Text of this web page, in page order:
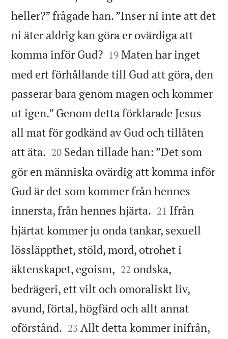
heller?” frågade han. ”Inser ni inte att det
ni äter aldrig kan göra er ovärdiga att
komma inför Gud?
19 Maten har inget
med ert förhållande till Gud att göra, den
passerar bara genom magen och kommer
ut igen.” Genom detta förklarade Jesus
all mat för godkänd av Gud och tillåten
att äta. 

20 Sedan tillade han: ”Det som
gör en människa ovärdig att komma inför
Gud är det som kommer från hennes
innersta, från hennes hjärta. 

21 Ifrån
hjärtat kommer ju onda tankar, sexuell
lössläppthet, stöld, mord, otrohet i
äktenskapet, egoism, 

22 ondska,
bedrägeri, ett vilt och omoraliskt liv,
avund, förtal, högfärd och allt annat
oförstånd. 

23 Allt detta kommer inifrån,